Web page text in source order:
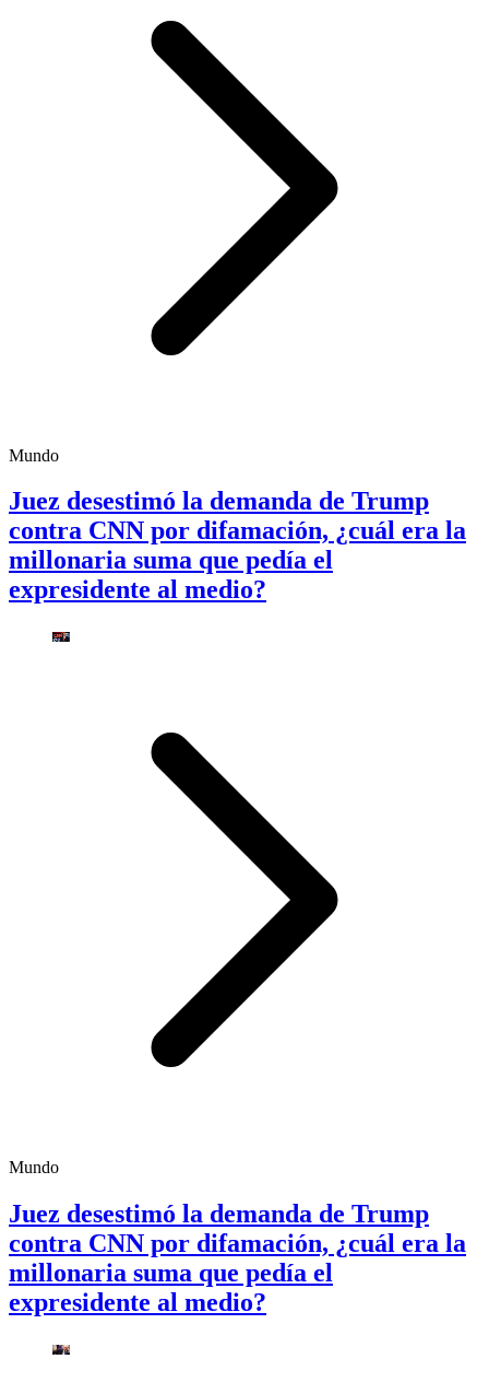
Mundo
Juez desestimó la demanda de Trump
contra CNN por difamación, ¿cuál era la
millonaria suma que pedía el
expresidente al medio?
Mundo
Juez desestimó la demanda de Trump
contra CNN por difamación, ¿cuál era la
millonaria suma que pedía el
expresidente al medio?